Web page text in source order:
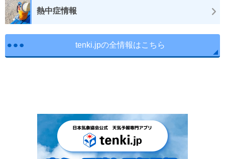
熱中症情報
tenki.jpの全情報はこちら